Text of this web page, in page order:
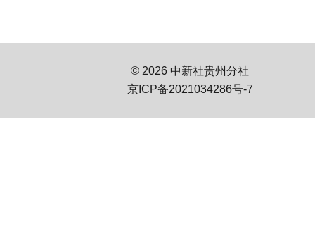
© 2026 中新社贵州分社
京ICP备2021034286号-7